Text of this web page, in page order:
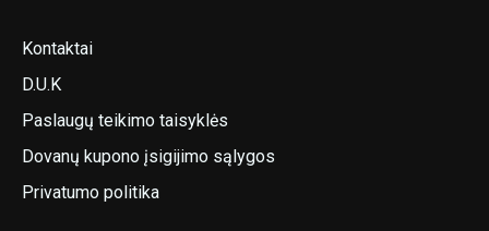
Kontaktai
D.U.K
Paslaugų teikimo taisyklės
Dovanų kupono įsigijimo sąlygos
Privatumo politika